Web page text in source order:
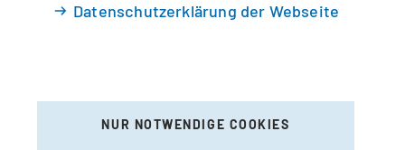
Datenschutzerklärung der Webseite
NUR NOTWENDIGE COOKIES